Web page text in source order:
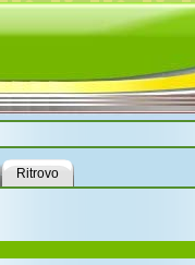
Ritrovo